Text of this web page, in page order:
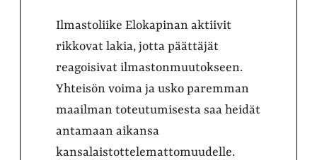
Ilmastoliike Elokapinan aktiivit
rikkovat lakia, jotta päättäjät
reagoisivat ilmastonmuutokseen.
Yhteisön voima ja usko paremman
maailman toteutumisesta saa heidät
antamaan aikansa
kansalaistottelemattomuudelle.